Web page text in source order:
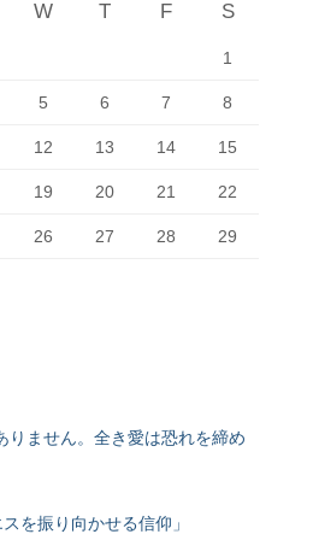
W T F S
1
5 6 7 8
12 13 14 15
19 20 21 22
26 27 28 29
りません。全き愛は恐れを締め
を振り向かせる信仰」